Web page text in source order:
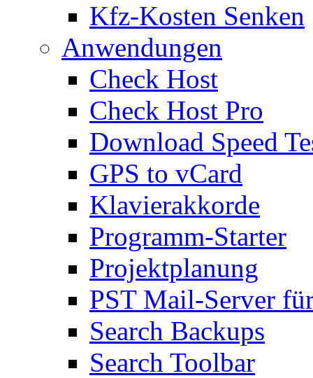
Kfz-Kosten Senken
Anwendungen
Check Host
Check Host Pro
Download Speed
GPS to vCard
Klavierakkorde
Programm-Starter
Projektplanung
PST Mail-Server
Search Backups
Search Toolbar